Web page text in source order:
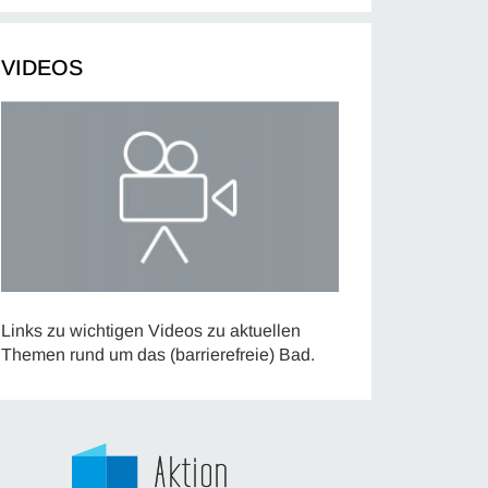
VIDEOS
Links zu wichtigen Videos zu aktuellen
Themen rund um das (barrierefreie) Bad.